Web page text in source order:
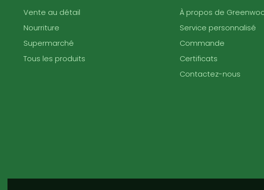
Vente au détail
Nourriture
Supermarché
Tous les produits
À propos de
Service personnalisé
Commande
Certificats
Contactez-nous